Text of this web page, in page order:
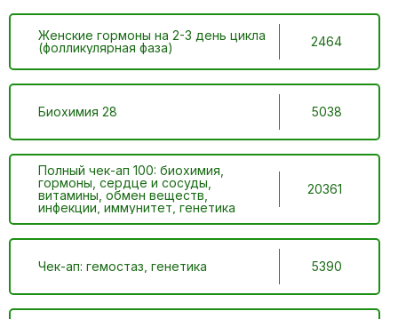
Женские гормоны на 2-3 день цикла
(фолликулярная фаза)
2464
Биохимия 28 5038
Полный чек-ап 100: биохимия,
гормоны, сердце и сосуды,
витамины, обмен веществ,
инфекции, иммунитет, генетика
20361
Чек-ап: гемостаз, генетика 5390